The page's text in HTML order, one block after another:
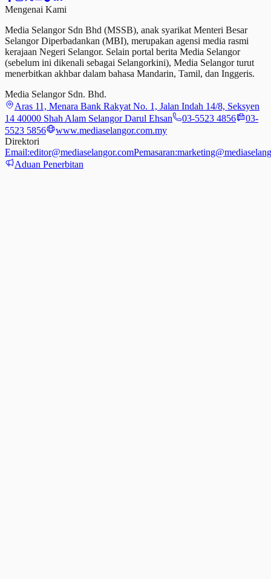
Mengenai Kami
Media Selangor Sdn Bhd (MSSB), anak syarikat Menteri Besar
Selangor Diperbadankan (MBI), merupakan agensi media rasmi
kerajaan Negeri Selangor. Selain portal berita Media Selangor
(sebelum ini dikenali sebagai Selangorkini), Media Selangor turut
menerbitkan akhbar dalam bahasa Mandarin, Tamil, dan Inggeris.
Media Selangor Sdn. Bhd.
Aras 11, Menara Bank Rakyat No. 1, Jalan Indah 14/8, Seksyen
14 40000 Shah Alam Selangor Darul Ehsan
03-5523 4856
03-
5523 5856
www.mediaselangor.com.my
Direktori
Email:editor@mediaselangor.comPemasaran:
Aduan Penerbitan